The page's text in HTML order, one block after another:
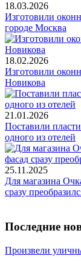
18.03.2026
Изготовили
городе Москва
18.02.2026
Изготовили
Новикова
21.01.2026
Поставили
одного из отелей
25.11.2025
Для магазина
сразу
Последние
Произвели